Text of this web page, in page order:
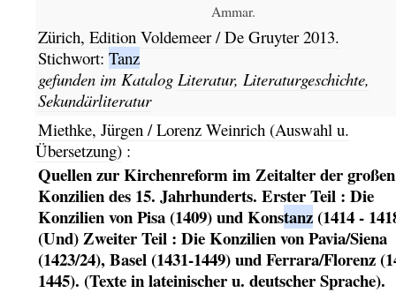
Ammar.
Zürich, Edition Voldemeer / De Gruyter2013.
Stichwort: Tanz
gefunden im Katalog Literatur, Literaturgeschichte,
Sekundärliteratur
Miethke, Jürgen / Lorenz Weinrich (Auswahl u.
Übersetzung) :
Quellen zur Kirchenreform im Zeitalter der großen
Konzilien des 15. Jahrhunderts. Erster Teil : Die
Konzilien von Pisa (1409) und Konstanz(1414 -
(Und) Zweiter Teil : Die Konzilien von Pavia/Siena
(1423/24), Basel (1431-1449) und Ferrara/Florenz
1445). (Texte in lateinischer u. deutscher Sprache).